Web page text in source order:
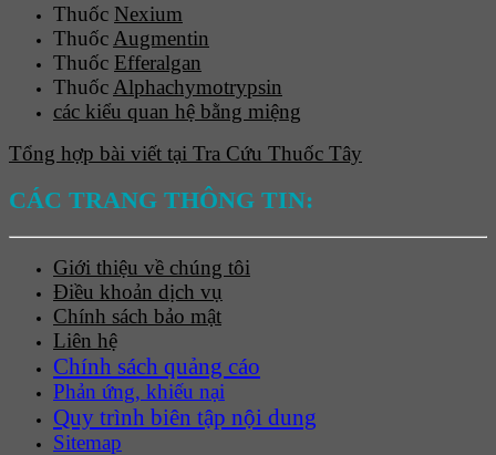
Thuốc Nexium
Thuốc Augmentin
Thuốc Efferalgan
Thuốc Alphachymotrypsin
các kiểu quan hệ bằng miệng
Tổng hợp bài viết tại Tra Cứu Thuốc Tây
CÁC TRANG THÔNG TIN:
Giới thiệu về chúng tôi
Điều khoản dịch vụ
Chính sách bảo mật
Liên hệ
Chính sách quảng cáo
Phản ứng, khiếu nại
Quy trình biên tập nội dung
Sitemap